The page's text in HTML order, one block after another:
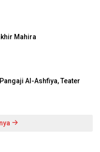
Mahira
Al-Ashfiya, Teater